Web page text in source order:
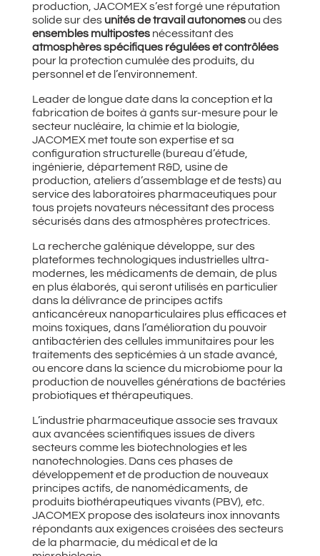
production, JACOMEX s’est forgé une réputation
solide sur des unités de travail autonomesou des
ensembles multipostesnécessitant des
atmosphères spécifiques régulées et contrôlées
pour la protection cumulée des produits, du
personnel et de l’environnement.
Leader de longue date dans la conception et la
fabrication de boites à gants sur-mesure pour le
secteur nucléaire, la chimie et la biologie,
JACOMEX met toute son expertise et sa
configuration structurelle (bureau d’étude,
ingénierie, département R&D, usine de
production, ateliers d’assemblage et de tests) au
service des laboratoires pharmaceutiques pour
tous projets novateurs nécessitant des process
sécurisés dans des atmosphères protectrices.
La recherche galénique développe, sur des
plateformes technologiques industrielles ultra-
modernes, les médicaments de demain, de plus
en plus élaborés, qui seront utilisés en particulier
dans la délivrance de principes actifs
anticancéreux nanoparticulaires plus efficaces et
moins toxiques, dans l’amélioration du pouvoir
antibactérien des cellules immunitaires pour les
traitements des septicémies à un stade avancé,
ou encore dans la science du microbiome pour la
production de nouvelles générations de bactéries
probiotiques et thérapeutiques.
L’industrie pharmaceutique associe ses travaux
aux avancées scientifiques issues de divers
secteurs comme les biotechnologies et les
nanotechnologies. Dans ces phases de
développement et de production de nouveaux
principes actifs, de nanomédicaments, de
produits biothérapeutiques vivants (PBV), etc.
JACOMEX propose des isolateurs inox innovants
répondants aux exigences croisées des secteurs
de la pharmacie, du médical et de la